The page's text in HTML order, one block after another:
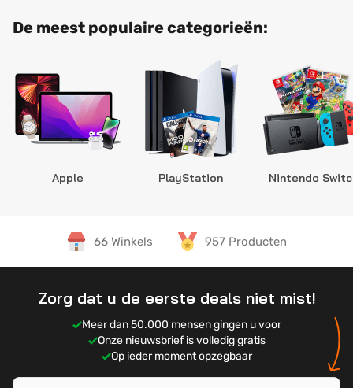
De meest populaire categorieën:
Apple PlayStation Nintendo
66 Winkels 957 Producten
Zorg dat u de eerste deals niet mist!
Meer dan 50.000 mensen gingen u voor
Onze nieuwsbrief is volledig gratis
Op ieder moment opzegbaar